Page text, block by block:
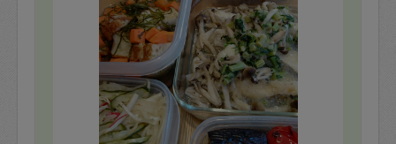
＊大根とヒイカの煮物
＊パプリカとツナのオムレツ
＊切り干し大根の煮物
＊青椒肉絲
＊ラタトゥイユ
＊もやしと水菜のつゆ和え
＊なすのおかかポン酢炒め